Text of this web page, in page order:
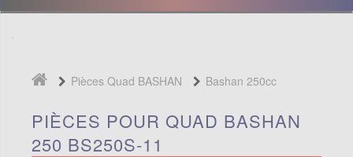
Pièces Quad BASHAN
Bashan 250cc
BS250S11
PIÈCES POUR QUAD BASHAN
250 BS250S-11